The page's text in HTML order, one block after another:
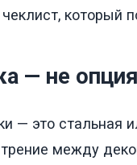
который
— не
— это стальная
между